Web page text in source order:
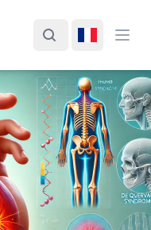
Rechercher
Changer